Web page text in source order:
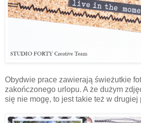
Obydwie prace zawierają świeżutkie
zakończonego urlopu. A że dużym
się nie mogę, to jest takie też w drugiej